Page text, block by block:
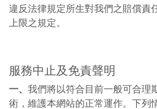
違反法律規定所生對我們之賠償責
上限之規定。
服務中止及免責聲明
一、 我們將以符合目前一般可合理
術，維護本網站的正常運作。下列